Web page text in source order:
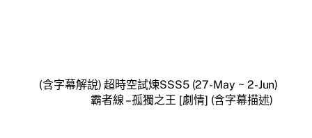
(含字幕解說) 超時空試煉SSS5 (27-May ~ 2-Jun)
霸者線 – 孤獨之王 [劇情] (含字幕描述)